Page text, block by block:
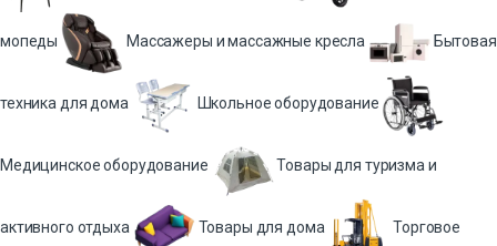
мопеды Массажеры и массажные кресла Бытовая
техника для дома Школьное оборудование
Медицинское оборудование Товары для туризма и
активного отдыха Товары для дома Торговое